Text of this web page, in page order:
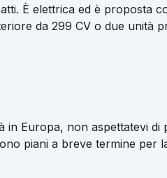
È elettrica ed è proposta
da 299 CV o due unità
in Europa, non aspettatevi di
piani a breve termine per